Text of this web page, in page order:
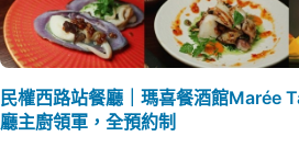
民權西路站餐廳｜瑪喜餐酒館Marée
廳主廚領軍，全預約制